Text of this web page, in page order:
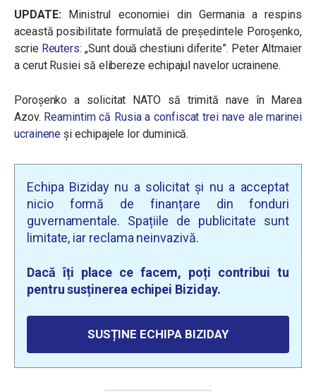
UPDATE: Ministrul economiei din Germania a respins
această posibilitate formulată de președintele Poroșenko,
scrie Reuters: „Sunt două chestiuni diferite”. Peter Altmaier
a cerut Rusiei să elibereze echipajul navelor ucrainene.
Poroșenko a solicitat NATO să trimită nave în Marea
Azov. Reamintim că Rusia a confiscat trei nave ale marinei
ucrainene și echipajele lor duminică.
Echipa Biziday nu a solicitat și nu a acceptat
nicio formă de finanțare din fonduri
guvernamentale. Spațiile de publicitate sunt
limitate, iar reclama neinvazivă.
Dacă îți place ce facem, poți contribui tu
pentru susținerea echipei Biziday.
SUSȚINE ECHIPA BIZIDAY